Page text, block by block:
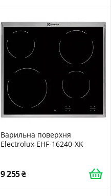
Варильна поверхня
Electrolux EHF-16240-XK
9 255